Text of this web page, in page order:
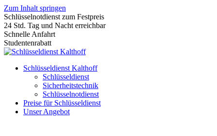
Zum Inhalt springen
Schlüsselnotdienst zum Festpreis
24 Std. Tag und Nacht erreichbar
Schnelle Anfahrt
Studentenrabatt
Schlüsseldienst Kalthoff
Schlüsseldienst
Sicherheitstechnik
Schlüsselnotdienst
Preise für Schlüsseldienst
Unser Angebot